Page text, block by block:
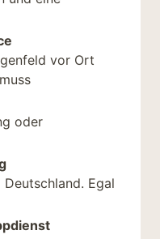
vor Ort
oder
Egal